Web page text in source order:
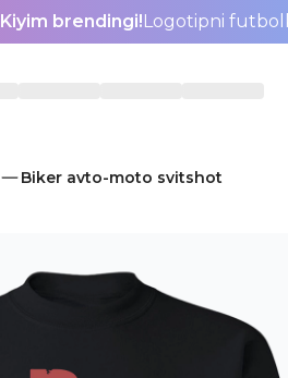
Kiyim brendingi!Logotipni
Biker avto-moto svitshot